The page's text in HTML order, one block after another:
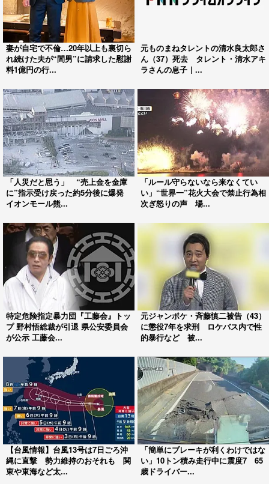
妻が自宅で不倫…20年以上も裏切ら
れ続けた夫が“間男”に請求した慰謝
料1億円の行...
元ものまねタレントの清水良太郎さ
ん（37）死去 タレント・清水アキ
ラさんの息子｜...
「人災だと思う」 “売上金を金庫
に”指示受け戻った約5分後に爆発
イオンモール熊...
「ルール守らないなら来なくてい
い」“世界一”花火大会で禁止行為相
次ぎ怒りの声 場...
特定危険指定暴力団『工藤会』トッ
プ 野村悟総裁が引退 県公安委員会
が公示 工藤会...
元ジャンポケ・斉藤慎二被告（43）
に懲役7年を求刑 ロケバス内で性
的暴行など 被...
【台風情報】台風13号は7日ごろ沖
縄に直撃 勢力維持のおそれも 関
東や東海など太...
「簡単にブレーキが利くわけではな
い」10トン積み走行中に震度7 65
歳ドライバー...